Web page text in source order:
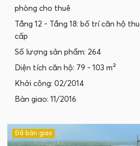
phòng cho thuê
Tầng 12 - Tầng 18: bố trí căn hộ
cấp
Số lượng sản phẩm: 264
Diện tích căn hộ: 79 - 103 m²
Khởi công: 02/2014
Bàn giao: 11/2016
Đã bàn giao